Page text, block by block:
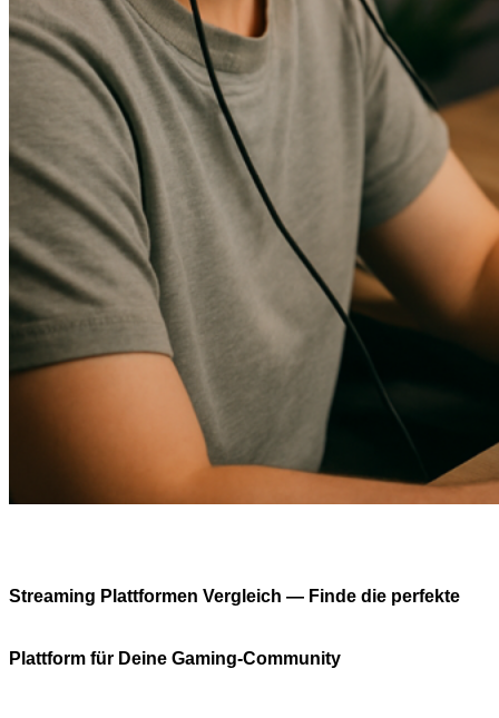
Streaming Plattformen Vergleich — Finde die perfekte
Plattform für Deine Gaming‑Community